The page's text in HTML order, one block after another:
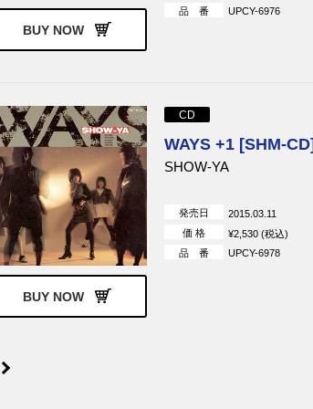
BUY NOW
品 番 UPCY-6976
BUY NOW
CD
WAYS +1 [SHM-
SHOW-YA
発売日
2015.03.11
価 格
¥2,530 (税込)
品 番
UPCY-6978